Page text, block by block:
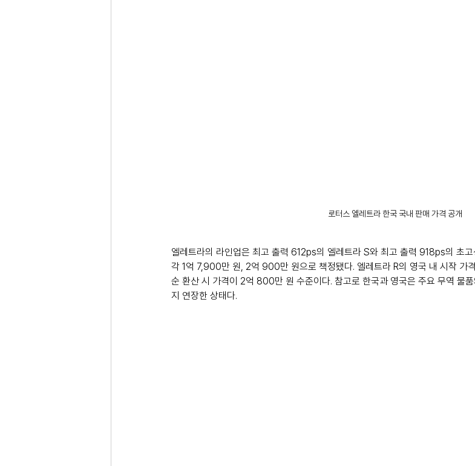
로터스 엘레트라 한국 국내 판매 가격 공개
엘레트라의 라인업은 최고 출력 612ps의 엘레트라 S와 최고 출력 918ps의 초
각 1억 7,900만 원, 2억 900만 원으로 책정됐다. 엘레트라 R의 영국 내 시작 가
순 환산 시 가격이 2억 800만 원 수준이다. 참고로 한국과 영국은 주요 무역 물
지 연장한 상태다.